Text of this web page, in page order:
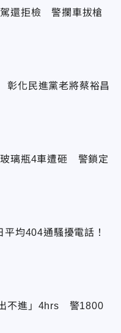
還拒檢 警攔車拔槍
化民進黨老將蔡裕昌
璃瓶4車遭砸 警鎖定
均404通騷擾電話！
不進」4hrs 警1800